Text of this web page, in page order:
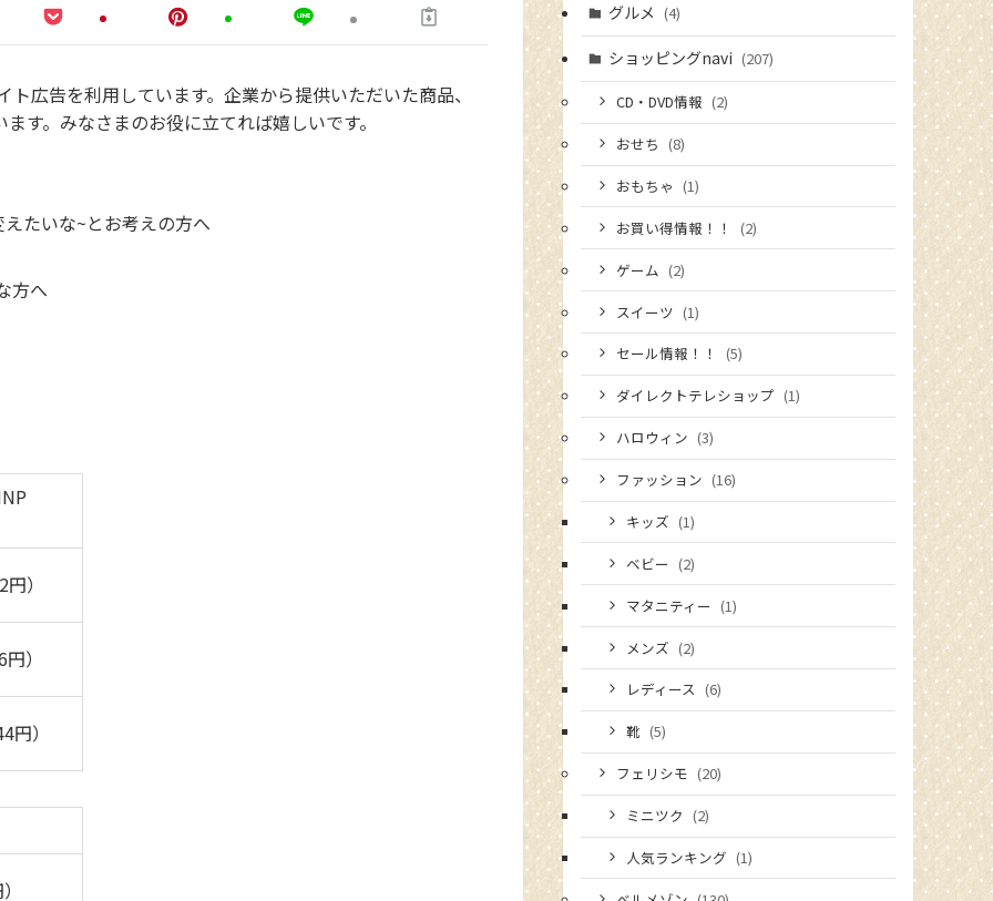
広告を利用しています。企業から提供いただいた商品、
す。みなさまのお役に立てれば嬉しいです。
たいな~とお考えの方へ
方へ
）
）
）
グルメ (4)
ショッピングnavi (207)
CD・DVD情報 (2)
おせち (8)
おもちゃ (1)
お買い得情報！！
(2)
ゲーム (2)
スイーツ (1)
セール情報！！
(5)
ダイレクトテレショップ (1)
ハロウィン (3)
ファッション (16)
キッズ (1)
ベビー (2)
マタニティー (1)
メンズ (2)
レディース (6)
靴 (5)
フェリシモ (20)
ミニツク (2)
人気ランキング (1)